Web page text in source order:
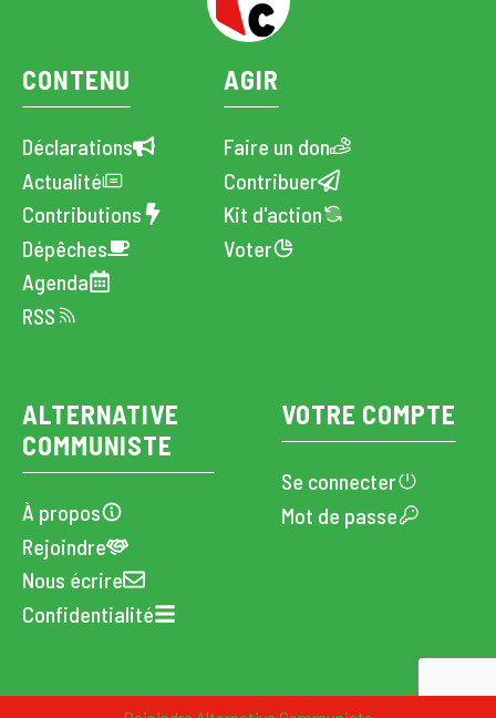
CONTENU
Déclarations
Actualité
Contributions
Dépêches
Agenda
RSS
AGIR
Faire un don
Contribuer
Kit d'action
Voter
ALTERNATIVE
COMMUNISTE
À propos
Rejoindre
Nous écrire
Confidentialité
VOTRE COMPTE
Se connecter
Mot de passe